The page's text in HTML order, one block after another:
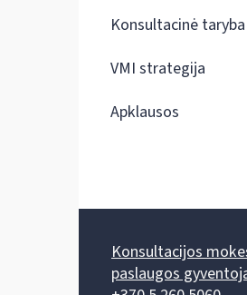
Konsultacinė taryba
VMI strategija
Apklausos
Konsultacijos
paslaugos